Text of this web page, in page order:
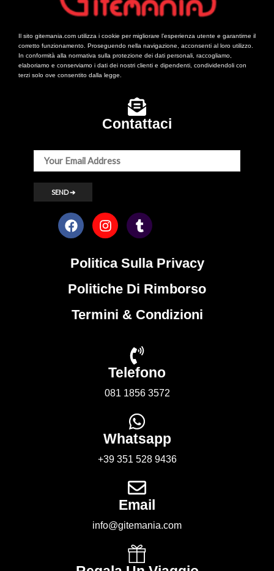
Il sito gitemania.com utilizza i cookie per migliorare l’esperienza utente e garantirne il
corretto funzionamento. Proseguendo nella navigazione, acconsenti al loro utilizzo.
In conformità alla normativa sulla protezione dei dati personali, raccogliamo,
elaboriamo e conserviamo i dati dei nostri clienti e dipendenti, condividendoli con
terzi solo ove consentito dalla legge.
Contattaci
Politica Sulla Privacy
Politiche Di Rimborso
Termini & Condizioni
Telefono
081 1856 3572
Whatsapp
+39 351 528 9436
Email
info@gitemania.com